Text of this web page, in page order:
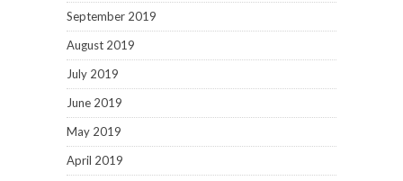
September 2019
August 2019
July 2019
June 2019
May 2019
April 2019